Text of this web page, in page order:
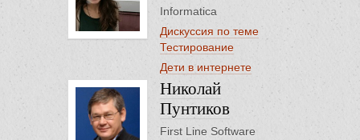
Informatica
Дискуссия по теме
Тестирование
Дети в интернете
Николай
Пунтиков
First Line Software